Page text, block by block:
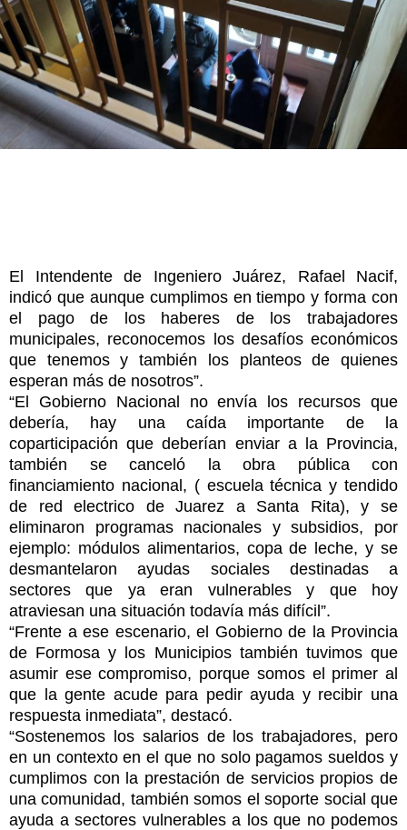
El Intendente de Ingeniero Juárez, Rafael Nacif,
indicó que aunque cumplimos en tiempo y forma con
el pago de los haberes de los trabajadores
municipales, reconocemos los desafíos económicos
que tenemos y también los planteos de quienes
esperan más de nosotros”.
“El Gobierno Nacional no envía los recursos que
debería, hay una caída importante de la
coparticipación que deberían enviar a la Provincia,
también se canceló la obra pública con
financiamiento nacional, ( escuela técnica y tendido
de red electrico de Juarez a Santa Rita), y se
eliminaron programas nacionales y subsidios, por
ejemplo: módulos alimentarios, copa de leche, y se
desmantelaron ayudas sociales destinadas a
sectores que ya eran vulnerables y que hoy
atraviesan una situación todavía más difícil”.
“Frente a ese escenario, el Gobierno de la Provincia
de Formosa y los Municipios también tuvimos que
asumir ese compromiso, porque somos el primer al
que la gente acude para pedir ayuda y recibir una
respuesta inmediata”, destacó.
“Sostenemos los salarios de los trabajadores, pero
en un contexto en el que no solo pagamos sueldos y
cumplimos con la prestación de servicios propios de
una comunidad, también somos el soporte social que
ayuda a sectores vulnerables a los que no podemos